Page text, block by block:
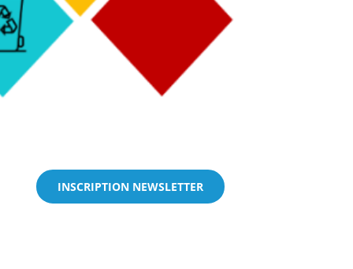
INSCRIPTION NEWSLETTER